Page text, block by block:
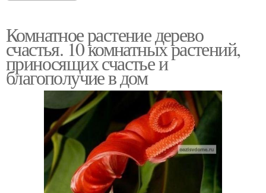
Комнатное растение дерево
счастья. 10 комнатных растений,
приносящих счастье и
благополучие в дом